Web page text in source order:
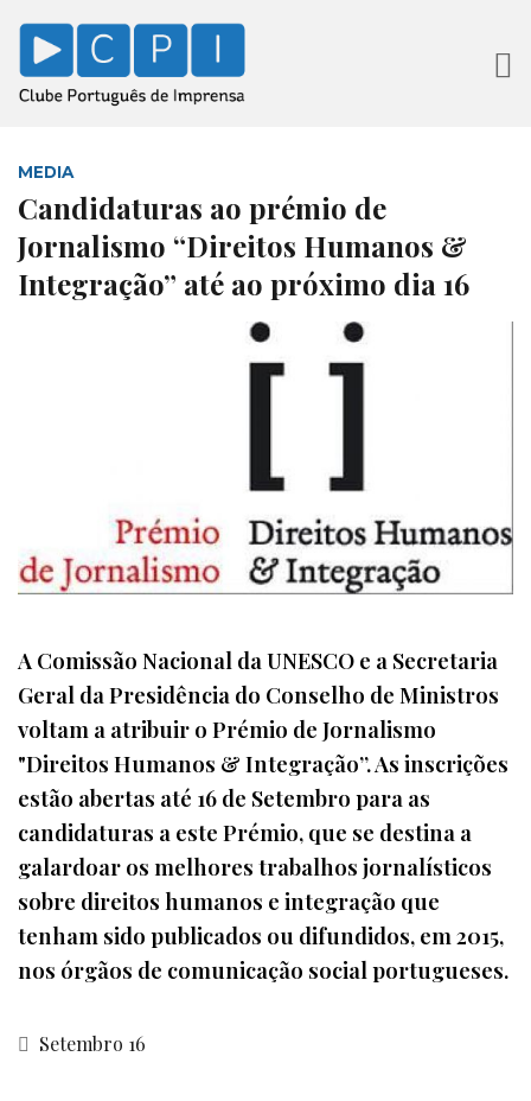
MEDIA
Candidaturas ao prémio de
Jornalismo “Direitos Humanos &
Integração” até ao próximo dia 16
A Comissão Nacional da UNESCO e a Secretaria
Geral da Presidência do Conselho de Ministros
voltam a atribuir o Prémio de Jornalismo
"Direitos Humanos & Integração”. As inscrições
estão abertas até 16 de Setembro para as
candidaturas a este Prémio, que se destina a
galardoar os melhores trabalhos jornalísticos
sobre direitos humanos e integração que
tenham sido publicados ou difundidos, em 2015,
nos órgãos de comunicação social portugueses.
Setembro 16